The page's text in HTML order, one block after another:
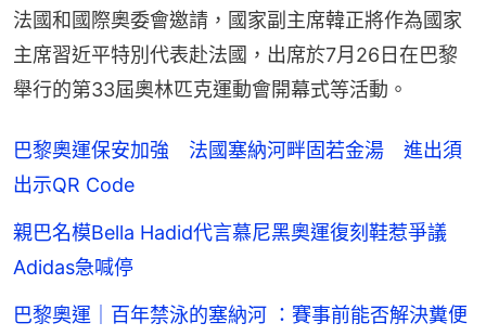
法國和國際奧委會邀請，國家副主席韓正將作為國家
主席習近平特別代表赴法國，出席於7月26日在巴黎
舉行的第33屆奧林匹克運動會開幕式等活動。
巴黎奧運保安加強 法國塞納河畔固若金湯 進出須
出示QR Code
親巴名模Bella Hadid代言慕尼黑奧運復刻鞋惹爭議
Adidas急喊停
巴黎奧運｜百年禁泳的塞納河 ：賽事前能否解決糞便